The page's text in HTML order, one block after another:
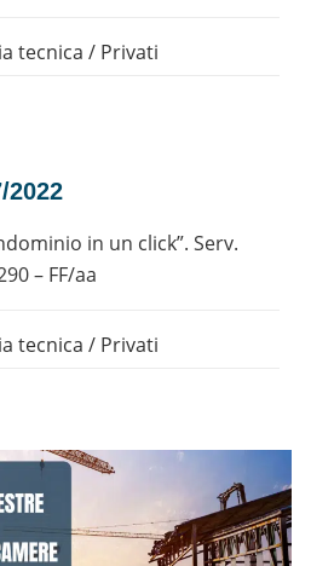
tecnica / Privati
2022
in un click”. Serv.
– FF/aa
tecnica / Privati